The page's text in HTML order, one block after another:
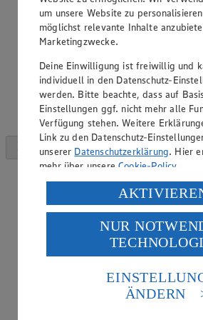
um unsere Website zu
möglichst relevante Inhalte
Marketingzwecke.
Deine Einwilligung ist freiwillig und
individuell in den Datenschutz-
werden. Bitte beachte, dass auf
Einstellungen ggf. nicht mehr alle
Verfügung stehen. Weitere
Link zu den Datenschutz-
unserer Datenschutzerklärung. Hier
mehr über unsereCookie-Policy.
Verarbeitung deiner
USA durch Facebook und YouTube:
Wenn du auf „Aktivieren“ klickst,
des Art. 49 Abs. 1 Satz 1 lit. a)
Daten in den USA verarbeitet
die USA als Land mit einem nach
Standards nicht angemessenen
Es besteht das Risiko eines Zugriffs
NUR
ÄNDERN